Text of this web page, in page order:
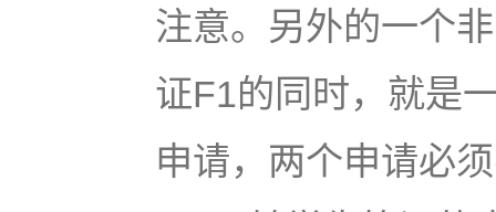
注意。另外的一个
证F1的同时，就是
申请，两个申请必